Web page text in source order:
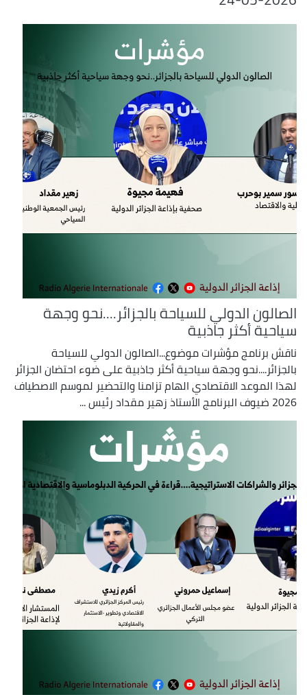
الصالون الدولي للسياحة بالجزائر....نحو وجهة
سياحية أكثر جاذبية
ناقش برنامج مؤشرات موضوع...الصالون الدولي للسياحة
بالجزائر....نحو وجهة سياحية أكثر جاذبية على ضوء احتضان الجزائر
لهذا الموعد الاقتصادي الهام تزامنا والتحضير لموسم الاصطياف
2026 ضيوف البرنامج الأستاذ زهير مقداد رئيس ...